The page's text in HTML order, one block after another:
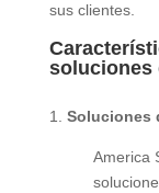
sus clientes.
soluciones
1. Soluciones
America